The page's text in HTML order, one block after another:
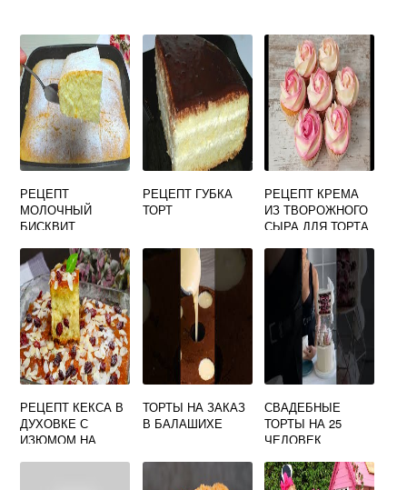
РЕЦЕПТ
МОЛОЧНЫЙ
БИСКВИТ
РЕЦЕПТ ГУБКА
ТОРТ
РЕЦЕПТ КРЕМА
ИЗ ТВОРОЖНОГО
СЫРА ДЛЯ ТОРТА
РЕЦЕПТ КЕКСА В
ДУХОВКЕ С
ИЗЮМОМ НА
ТОРТЫ НА ЗАКАЗ
В БАЛАШИХЕ
СВАДЕБНЫЕ
ТОРТЫ НА 25
ЧЕЛОВЕК